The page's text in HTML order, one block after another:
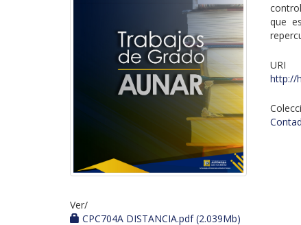
Ver/
CPC704A DISTANCIA.pdf (2.039Mb)
que
URI
http://